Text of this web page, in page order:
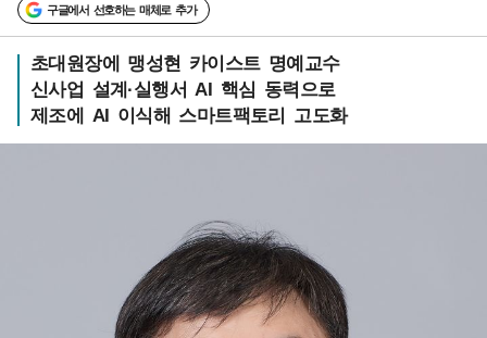
구글에서 선호하는 매체로 추가
초대원장에 맹성현 카이스트 명예교수
신사업 설계·실행서 AI 핵심 동력으로
제조에 AI 이식해 스마트팩토리 고도화